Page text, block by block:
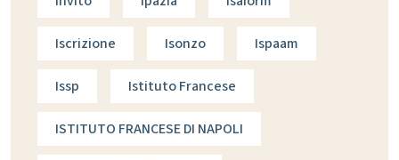
Iscrizione Isonzo Ispaam
Issp Istituto Francese
ISTITUTO FRANCESE DI NAPOLI